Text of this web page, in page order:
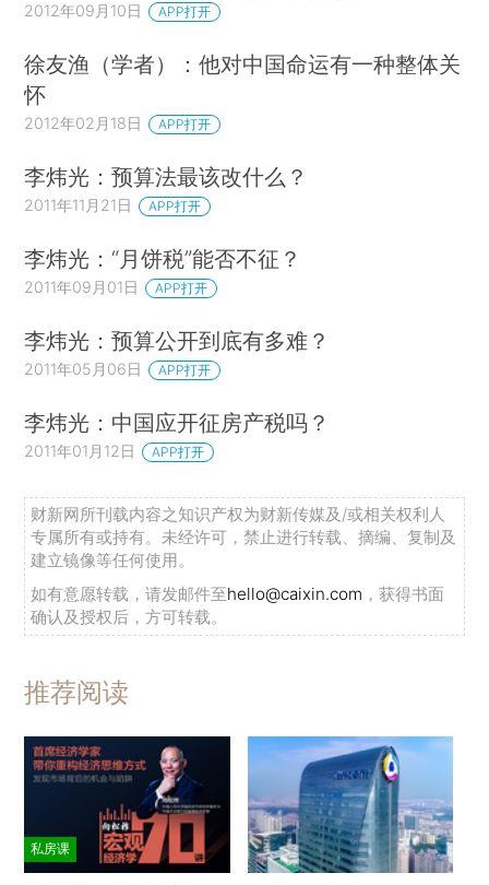
2012年09月10日 APP打开
徐友渔（学者）：他对中国命运有一种整体关
怀
2012年02月18日 APP打开
李炜光：预算法最该改什么？
2011年11月21日 APP打开
李炜光：“月饼税”能否不征？
2011年09月01日 APP打开
李炜光：预算公开到底有多难？
2011年05月06日 APP打开
李炜光：中国应开征房产税吗？
2011年01月12日 APP打开
财新网所刊载内容之知识产权为财新传媒及/或相关权利人
专属所有或持有。未经许可，禁止进行转载、摘编、复制及
建立镜像等任何使用。
如有意愿转载，请发邮件至hello@caixin.com ，获得书面
确认及授权后，方可转载。
推荐阅读
私房课